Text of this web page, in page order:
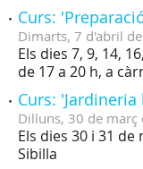
Curs:
Dimarts, 7 d'abril de
Els dies 7, 9, 14,
de 17 a 20 h, a
Curs: 'Jardineria
Dilluns, 30 de març
Els dies 30 i 31
Sibilla